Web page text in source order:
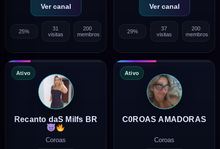
Ver canal
25%
31
visitas
200
membros
Ver canal
29%
37
visitas
200
membros
Ativo
Coroas
Ativo
C0ROAS AMADORAS
Coroas